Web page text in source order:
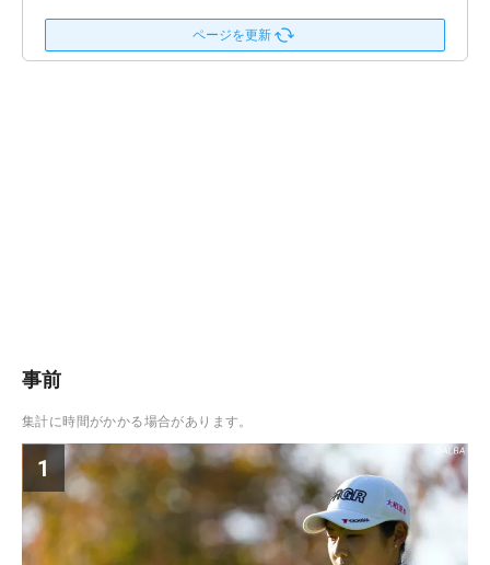
ページを更新
事前
集計に時間がかかる場合があります。
1